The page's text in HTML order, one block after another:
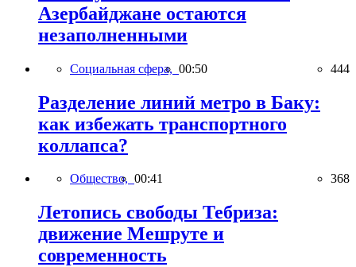
Азербайджане остаются
незаполненными
Социальная сфера, 00:50 444
Разделение линий метро в Баку:
как избежать транспортного
коллапса?
Общество, 00:41 368
Летопись свободы Тебриза:
движение Мешруте и
современность